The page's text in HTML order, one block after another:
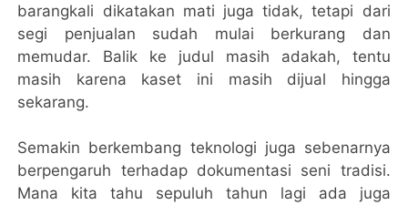
barangkali dikatakan mati juga tidak, tetapi dari
segi penjualan sudah mulai berkurang dan
memudar. Balik ke judul masih adakah, tentu
masih karena kaset ini masih dijual hingga
sekarang.
Semakin berkembang teknologi juga sebenarnya
berpengaruh terhadap dokumentasi seni tradisi.
Mana kita tahu sepuluh tahun lagi ada juga